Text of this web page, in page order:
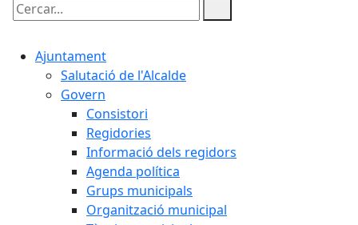
Cercar:
Ajuntament
Salutació de l'Alcalde
Govern
Consistori
Regidories
Informació dels regidors
Agenda política
Grups municipals
Organització municipal